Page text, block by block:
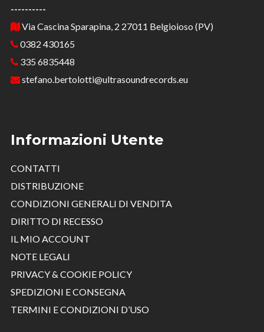
----------
Via Cascina Sparapina, 2 27011 Belgioioso (PV)
0382 430165
335 6835448
stefano.bertolotti@ultrasoundrecords.eu
Informazioni Utente
CONTATTI
DISTRIBUZIONE
CONDIZIONI GENERALI DI VENDITA
DIRITTO DI RECESSO
IL MIO ACCOUNT
NOTE LEGALI
PRIVACY & COOKIE POLICY
SPEDIZIONI E CONSEGNA
TERMINI E CONDIZIONI D’USO